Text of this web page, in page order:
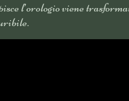
l’orologio viene